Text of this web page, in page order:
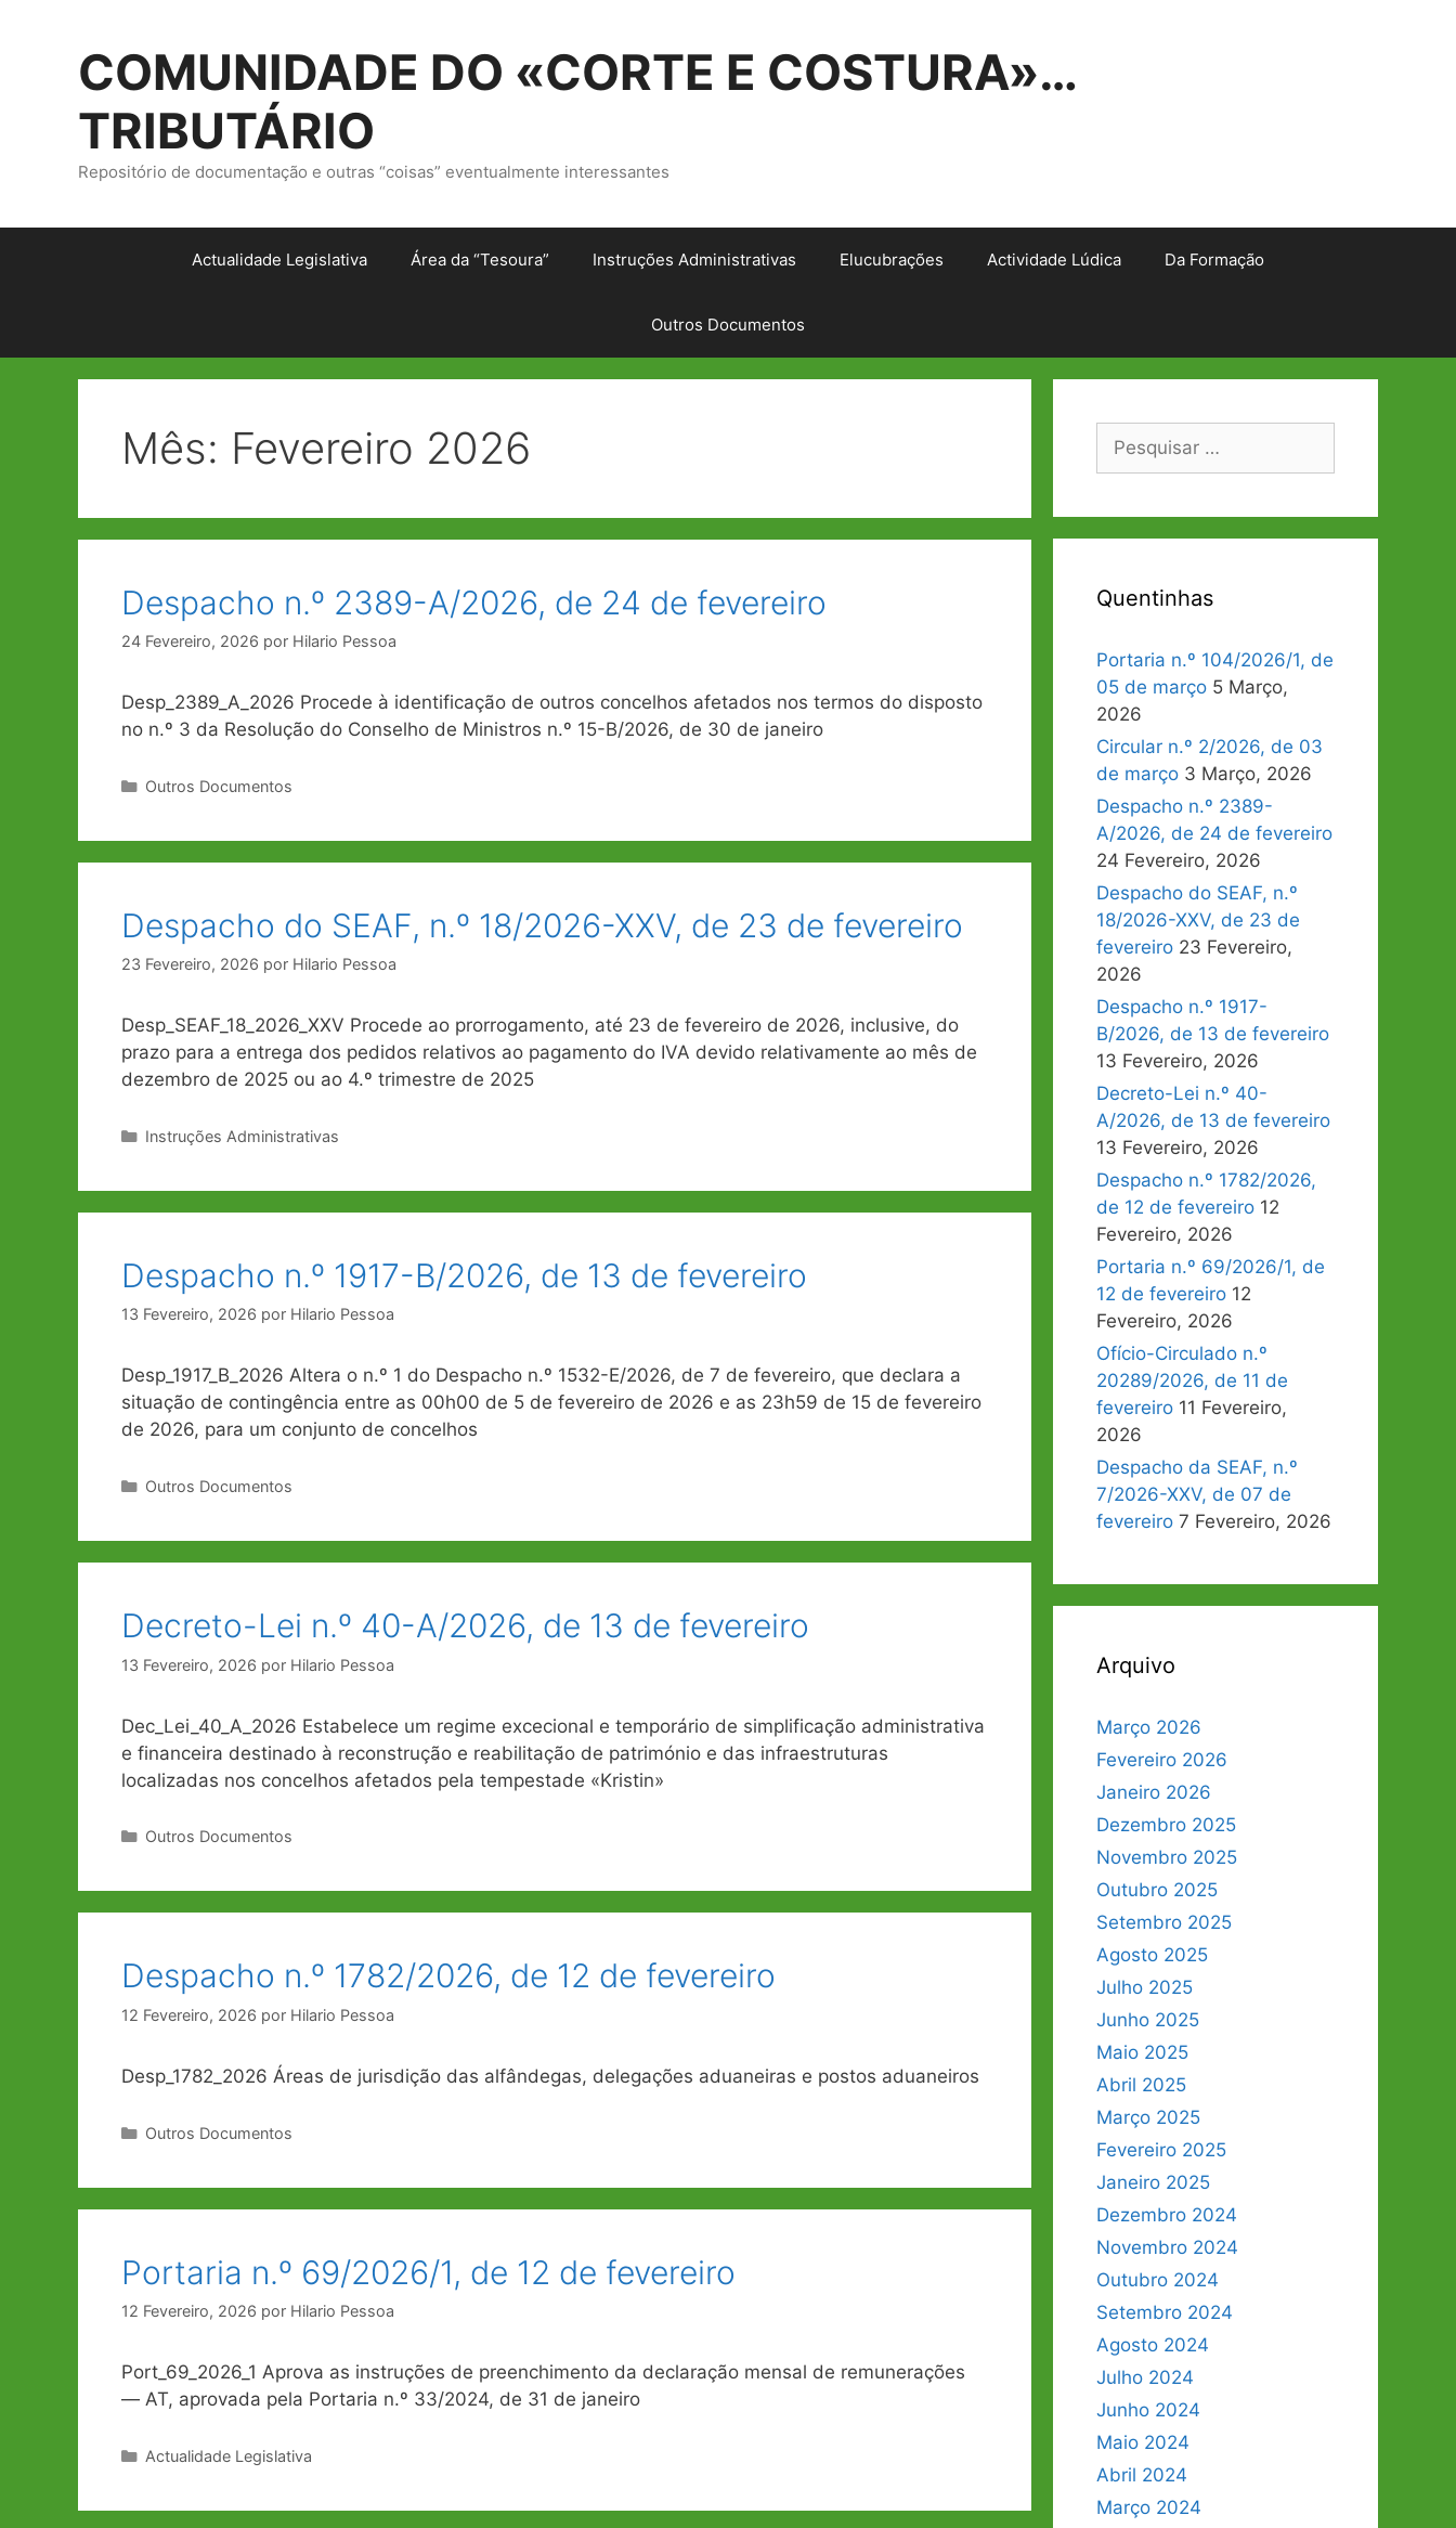
COMUNIDADE DO «CORTE E COSTURA»…
TRIBUTÁRIO
Repositório de documentação e outras “coisas” eventualmente interessantes
Actualidade Legislativa Área da “Tesoura” Instruções Administrativas Elucubrações Actividade Lúdica Da Formação
Outros Documentos
Mês: Fevereiro 2026
Despacho n.º 2389-A/2026, de 24 de fevereiro
24 Fevereiro, 2026 por Hilario Pessoa
Desp_2389_A_2026 Procede à identificação de outros concelhos afetados nos termos do disposto
no n.º 3 da Resolução do Conselho de Ministros n.º 15-B/2026, de 30 de janeiro
Categorias
Outros Documentos
Despacho do SEAF, n.º 18/2026-XXV, de 23 de fevereiro
23 Fevereiro, 2026 por Hilario Pessoa
Desp_SEAF_18_2026_XXV Procede ao prorrogamento, até 23 de fevereiro de 2026, inclusive, do
prazo para a entrega dos pedidos relativos ao pagamento do IVA devido relativamente ao mês de
dezembro de 2025 ou ao 4.º trimestre de 2025
Categorias
Instruções Administrativas
Despacho n.º 1917-B/2026, de 13 de fevereiro
13 Fevereiro, 2026 por Hilario Pessoa
Desp_1917_B_2026 Altera o n.º 1 do Despacho n.º 1532-E/2026, de 7 de fevereiro, que declara a
situação de contingência entre as 00h00 de 5 de fevereiro de 2026 e as 23h59 de 15 de fevereiro
de 2026, para um conjunto de concelhos
Categorias
Outros Documentos
Decreto-Lei n.º 40-A/2026, de 13 de fevereiro
13 Fevereiro, 2026 por Hilario Pessoa
Dec_Lei_40_A_2026 Estabelece um regime excecional e temporário de simplificação administrativa
e financeira destinado à reconstrução e reabilitação de património e das infraestruturas
localizadas nos concelhos afetados pela tempestade «Kristin»
Categorias
Outros Documentos
Despacho n.º 1782/2026, de 12 de fevereiro
12 Fevereiro, 2026 por Hilario Pessoa
Desp_1782_2026 Áreas de jurisdição das alfândegas, delegações aduaneiras e postos aduaneiros
Categorias
Outros Documentos
Portaria n.º 69/2026/1, de 12 de fevereiro
12 Fevereiro, 2026 por Hilario Pessoa
Port_69_2026_1 Aprova as instruções de preenchimento da declaração mensal de remunerações
― AT, aprovada pela Portaria n.º 33/2024, de 31 de janeiro
Categorias
Actualidade Legislativa
Pesquisar
Quentinhas
Portaria n.º 104/2026/1, de
05 de março 5 Março,
2026
Circular n.º 2/2026, de 03
de março 3 Março, 2026
Despacho n.º 2389-
A/2026, de 24 de fevereiro
24 Fevereiro, 2026
Despacho do SEAF, n.º
18/2026-XXV, de 23 de
fevereiro 23 Fevereiro,
2026
Despacho n.º 1917-
B/2026, de 13 de fevereiro
13 Fevereiro, 2026
Decreto-Lei n.º 40-
A/2026, de 13 de fevereiro
13 Fevereiro, 2026
Despacho n.º 1782/2026,
de 12 de fevereiro 12
Fevereiro, 2026
Portaria n.º 69/2026/1, de
12 de fevereiro 12
Fevereiro, 2026
Ofício-Circulado n.º
20289/2026, de 11 de
fevereiro 11 Fevereiro,
2026
Despacho da SEAF, n.º
7/2026-XXV, de 07 de
fevereiro 7 Fevereiro, 2026
Arquivo
Março 2026
Fevereiro 2026
Janeiro 2026
Dezembro 2025
Novembro 2025
Outubro 2025
Setembro 2025
Agosto 2025
Julho 2025
Junho 2025
Maio 2025
Abril 2025
Março 2025
Fevereiro 2025
Janeiro 2025
Dezembro 2024
Novembro 2024
Outubro 2024
Setembro 2024
Agosto 2024
Julho 2024
Junho 2024
Maio 2024
Abril 2024
Março 2024